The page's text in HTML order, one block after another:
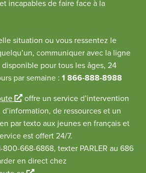
incapables de faire face à la
situation ou vous ressentez le
communiquer avec la ligne
pour tous les âges, 24
par semaine : 1 866-888-8988
L
i
e
n
e
x
offre un service d’intervention
de ressources et un
par texto aux jeunes en français et
est offert 24/7.
800-668-6868, texter PARLER au 686
en direct chez